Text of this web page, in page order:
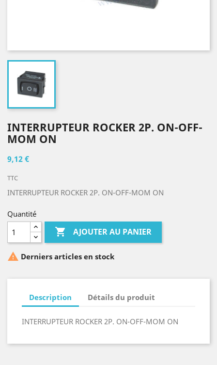
INTERRUPTEUR ROCKER 2P. ON-OFF-
MOM ON
9,12 €
TTC
INTERRUPTEUR ROCKER 2P. ON-OFF-MOM ON
Quantité
 AJOUTER AU PANIER
 Derniers articles en stock
Description Détails du produit
INTERRUPTEUR ROCKER 2P. ON-OFF-MOM ON